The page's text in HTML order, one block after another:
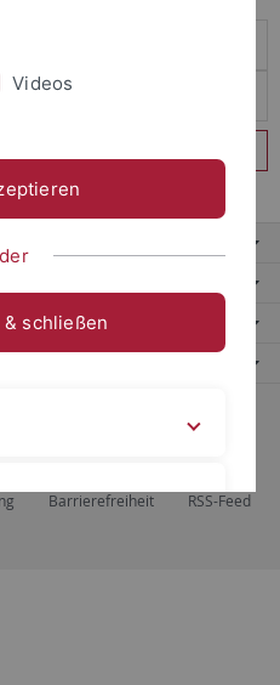
Tübingen
Barrierefreiheit RSS-Feed
Videos
schließen